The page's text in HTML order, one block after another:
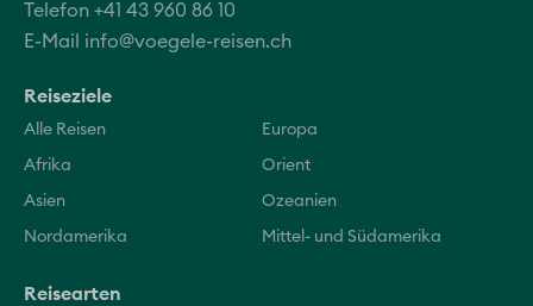
Telefon +41 43 960 86 10
E-Mail info@voegele-reisen.ch
Reiseziele
Alle Reisen Europa
Afrika Orient
Asien Ozeanien
Nordamerika Mittel- und Südamerika
Reisearten